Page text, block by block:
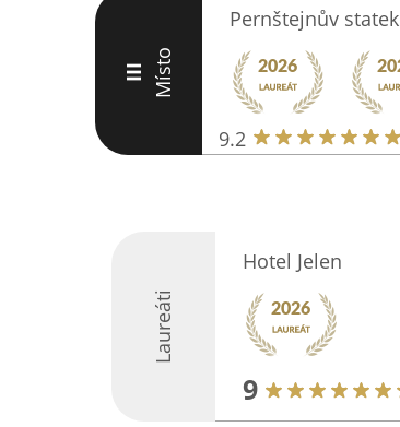
III Místo
Pernštejnův statek
9.2
Laureáti
Hotel Jelen
9